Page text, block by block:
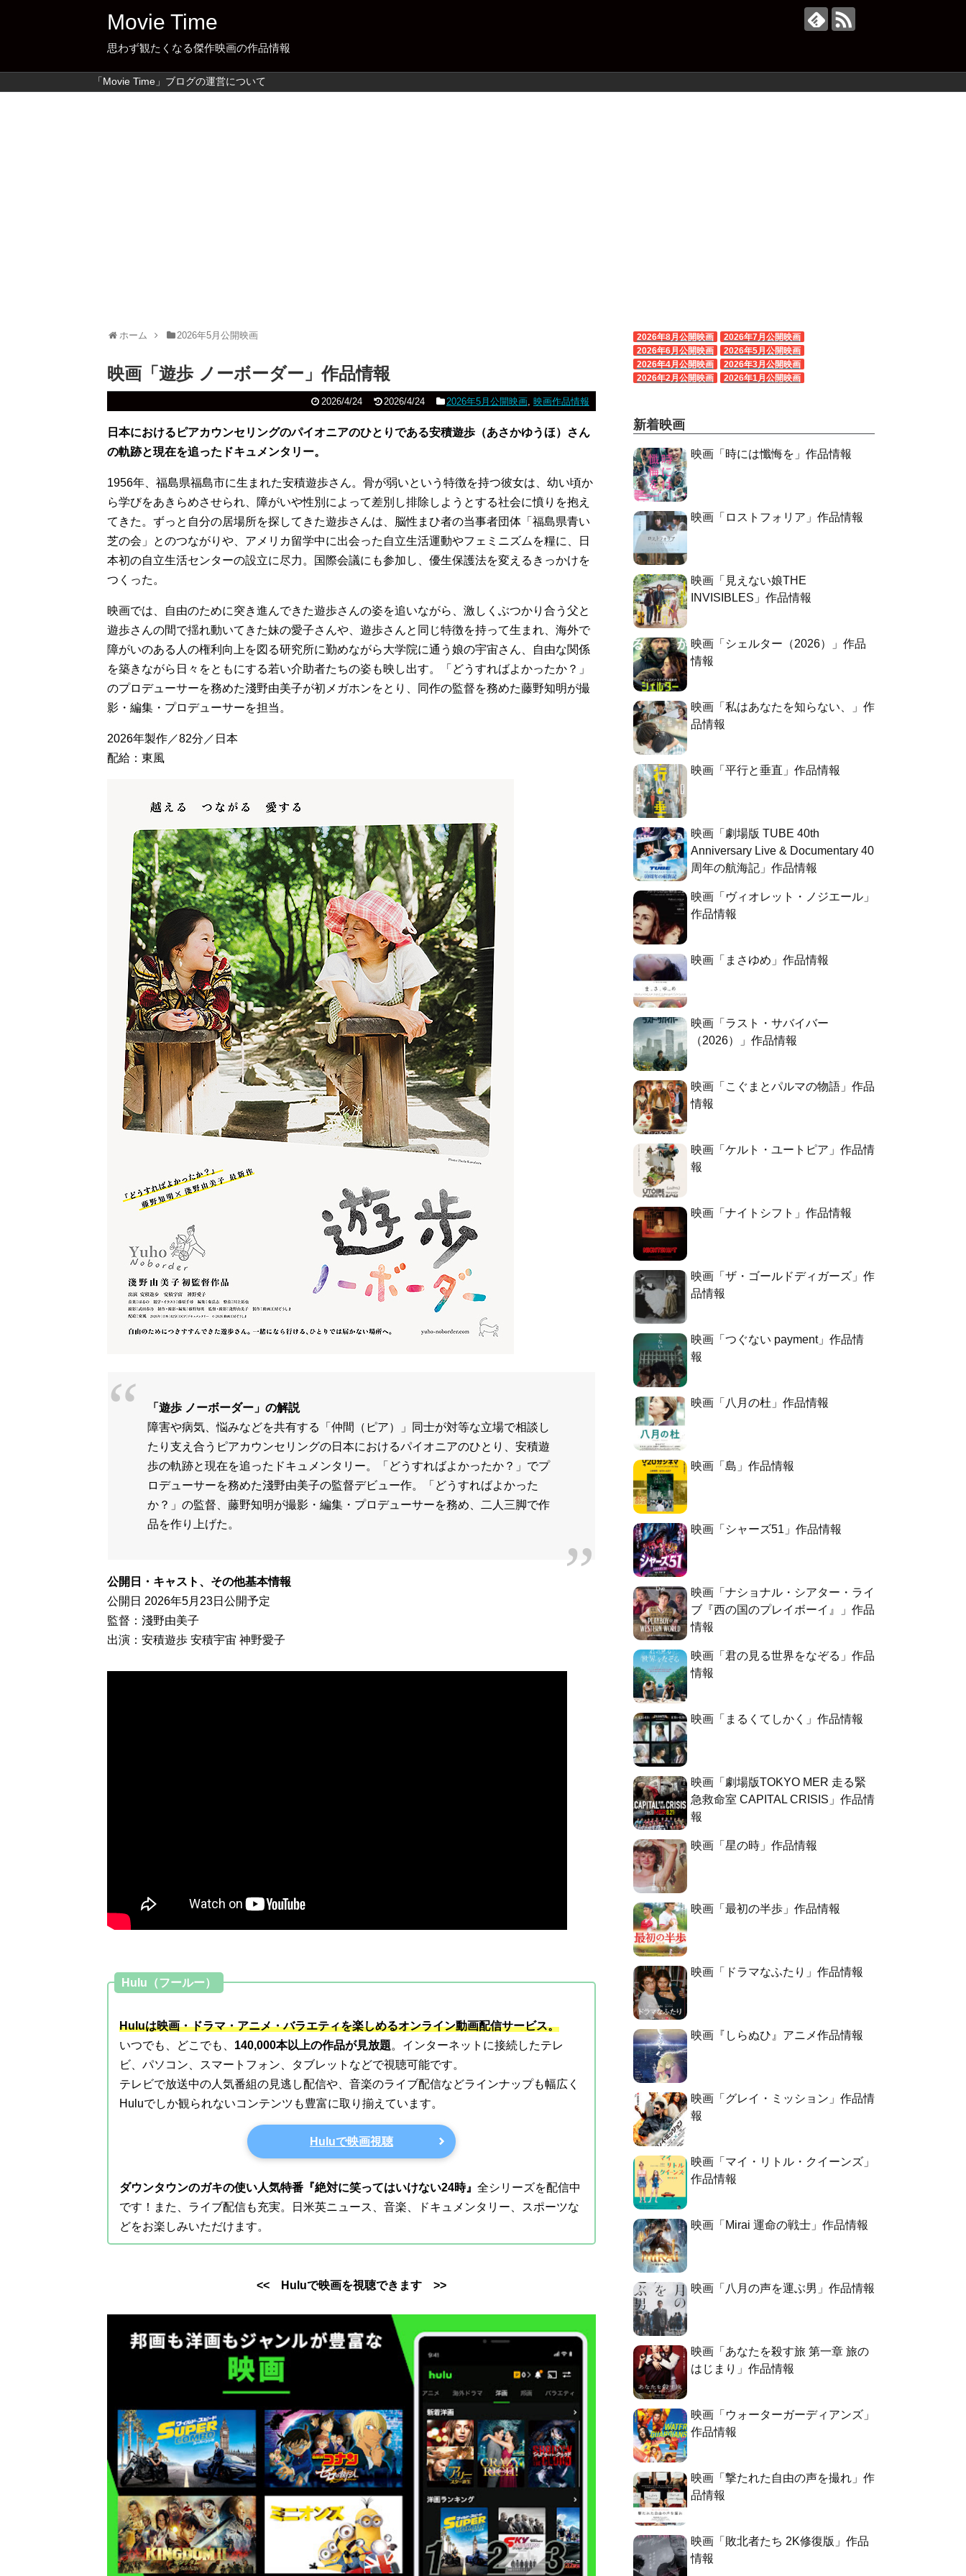
Movie Time
思わず観たくなる傑作映画の作品情報
「Movie Time」ブログの運営について
ホーム 2026年5月公開映画
映画「遊歩 ノーボーダー」作品情報
2026/4/24 2026/4/24 2026年5月公開映画, 映画作品情報
日本におけるピアカウンセリングのパイオニアのひとりである安積遊歩（あさかゆうほ）さん
の軌跡と現在を追ったドキュメンタリー。
1956年、福島県福島市に生まれた安積遊歩さん。骨が弱いという特徴を持つ彼女は、幼い頃か
ら学びをあきらめさせられ、障がいや性別によって差別し排除しようとする社会に憤りを抱え
てきた。ずっと自分の居場所を探してきた遊歩さんは、脳性まひ者の当事者団体「福島県青い
芝の会」とのつながりや、アメリカ留学中に出会った自立生活運動やフェミニズムを糧に、日
本初の自立生活センターの設立に尽力。国際会議にも参加し、優生保護法を変えるきっかけを
つくった。
映画では、自由のために突き進んできた遊歩さんの姿を追いながら、激しくぶつかり合う父と
遊歩さんの間で揺れ動いてきた妹の愛子さんや、遊歩さんと同じ特徴を持って生まれ、海外で
障がいのある人の権利向上を図る研究所に勤めながら大学院に通う娘の宇宙さん、自由な関係
を築きながら日々をともにする若い介助者たちの姿も映し出す。「どうすればよかったか？」
のプロデューサーを務めた淺野由美子が初メガホンをとり、同作の監督を務めた藤野知明が撮
影・編集・プロデューサーを担当。
2026年製作／82分／日本
配給：東風
「遊歩 ノーボーダー」の解説
障害や病気、悩みなどを共有する「仲間（ピア）」同士が対等な立場で相談し
たり支え合うピアカウンセリングの日本におけるパイオニアのひとり、安積遊
歩の軌跡と現在を追ったドキュメンタリー。「どうすればよかったか？」でプ
ロデューサーを務めた淺野由美子の監督デビュー作。「どうすればよかった
か？」の監督、藤野知明が撮影・編集・プロデューサーを務め、二人三脚で作
品を作り上げた。
公開日・キャスト、その他基本情報
公開日 2026年5月23日公開予定
監督：淺野由美子
出演：安積遊歩 安積宇宙 神野愛子
Hulu（フールー）
Huluは映画・ドラマ・アニメ・バラエティを楽しめるオンライン動画配信サービス。
いつでも、どこでも、 140,000本以上の作品が見放題。インターネットに接続したテレ
ビ、パソコン、スマートフォン、タブレットなどで視聴可能です。
テレビで放送中の人気番組の見逃し配信や、音楽のライブ配信などラインナップも幅広く
Huluでしか観られないコンテンツも豊富に取り揃えています。
Huluで映画視聴
ダウンタウンのガキの使い人気特番『絶対に笑ってはいけない24時』 全シリーズを配信中
です！また、ライブ配信も充実。日米英ニュース、音楽、ドキュメンタリー、スポーツな
どをお楽しみいただけます。
<< Huluで映画を視聴できます >>
2026年8月公開映画
2026年7月公開映画
2026年6月公開映画
2026年5月公開映画
2026年4月公開映画
2026年3月公開映画
2026年2月公開映画
2026年1月公開映画
新着映画
映画「時には懺悔を」作品情報
映画「ロストフォリア」作品情報
映画「見えない娘THE
INVISIBLES」作品情報
映画「シェルター（2026）」作品
情報
映画「私はあなたを知らない、」作
品情報
映画「平行と垂直」作品情報
映画「劇場版 TUBE 40th
Anniversary Live & Documentary 40
周年の航海記」作品情報
映画「ヴィオレット・ノジエール」
作品情報
映画「まさゆめ」作品情報
映画「ラスト・サバイバー
（2026）」作品情報
映画「こぐまとパルマの物語」作品
情報
映画「ケルト・ユートピア」作品情
報
映画「ナイトシフト」作品情報
映画「ザ・ゴールドディガーズ」作
品情報
映画「つぐない payment」作品情
報
映画「八月の杜」作品情報
映画「島」作品情報
映画「シャーズ51」作品情報
映画「ナショナル・シアター・ライ
ブ『西の国のプレイボーイ』」作品
情報
映画「君の見る世界をなぞる」作品
情報
映画「まるくてしかく」作品情報
映画「劇場版TOKYO MER 走る緊
急救命室 CAPITAL CRISIS」作品情
報
映画「星の時」作品情報
映画「最初の半歩」作品情報
映画「ドラマなふたり」作品情報
映画『しらぬひ』アニメ作品情報
映画「グレイ・ミッション」作品情
報
映画「マイ・リトル・クイーンズ」
作品情報
映画「Mirai 運命の戦士」作品情報
映画「八月の声を運ぶ男」作品情報
映画「あなたを殺す旅 第一章 旅の
はじまり」作品情報
映画「ウォーターガーディアンズ」
作品情報
映画「撃たれた自由の声を撮れ」作
品情報
映画「敗北者たち 2K修復版」作品
情報